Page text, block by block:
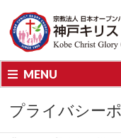
MENU
プライバシー